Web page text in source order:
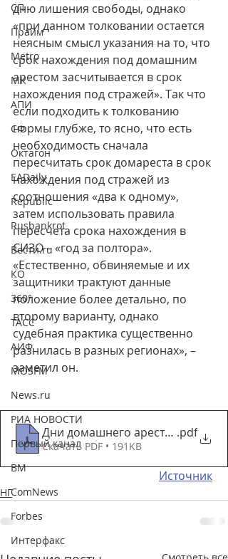
СП
Прайм
Metro
МК
АПИ
СФ
Октагон
EADaily
Republic
Rusbankrot
Вести.ru
КО
360°
ТАСС
АИФ
MOSFM
News.ru
РИА НОВОСТИ
Первый канал
ВМ
ComNews
Forbes
Интерфакс
дню лишения свободы, однако
«при данном толковании остается
неясным смысл указания на то, что
срок нахождения под домашним
арестом засчитывается в срок
нахождения под стражей». Так что
если подходить к толкованию
нормы глубже, то ясно, что есть
необходимость сначала
пересчитать срок домареста в срок
нахождения под стражей из
соотношения «два к одному»,
затем использовать правила
пересчета срока нахождения в
СИЗО – «год за полтора».
«Естественно, обвиняемые и их
защитники трактуют данные
положение более детально, по
второму варианту, однако
судебная практика существенно
разнилась в разных регионах», –
заметил он.
Дни домашнего ареста считают
.pdf
Скачать PDF • 191KB
Источник
НГ